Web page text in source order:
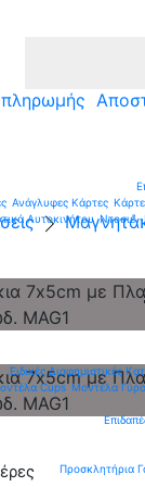
Ανάγλυφες Κάρτες
Αυτοκινήτου Ντοσιέ
Ειδικές Διαφημιστικές
Cups Μοντέλα
Προσκλητήρια